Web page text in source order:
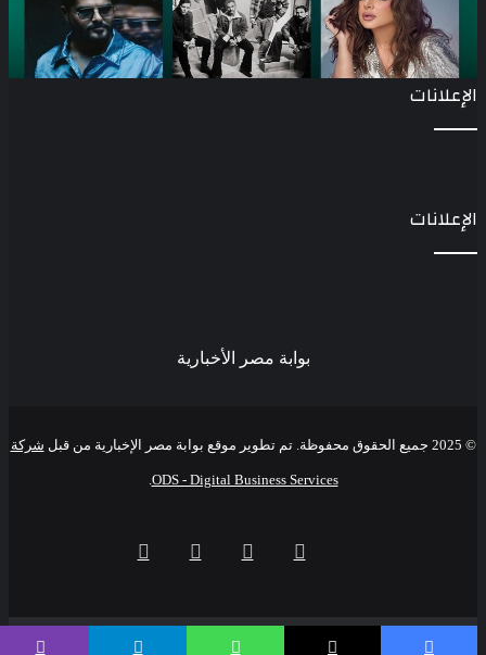
الإعلانات
الإعلانات
بوابة مصر الأخبارية
© 2025 جميع الحقوق محفوظة. تم تطوير موقع بوابة مصر الإخبارية من قبل شركة
ODS - Digital Business Services
فيسبوك ‫YouTube